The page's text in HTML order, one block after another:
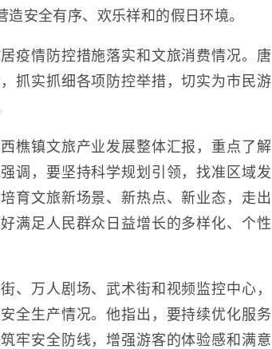
安全有序、欢乐祥和的假日环境。
疫情防控措施落实和文旅消费情况。唐
抓实抓细各项防控举措，切实为市民游
樵镇文旅产业发展整体汇报，重点了解
调，要坚持科学规划引领，找准区域发
育文旅新场景、新热点、新业态，走出
满足人民群众日益增长的多样化、个性
、万人剧场、武术街和视频监控中心，
全生产情况。他指出，要持续优化服务
牢安全防线，增强游客的体验感和满意